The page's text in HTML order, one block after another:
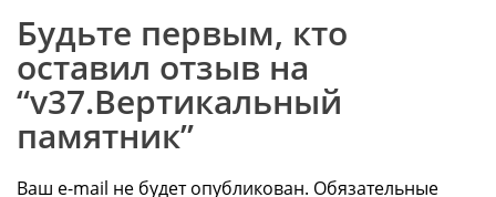
Будьте первым, кто
оставил отзыв на
“v37.Вертикальный
памятник”
Ваш e-mail не будет опубликован. Обязательные